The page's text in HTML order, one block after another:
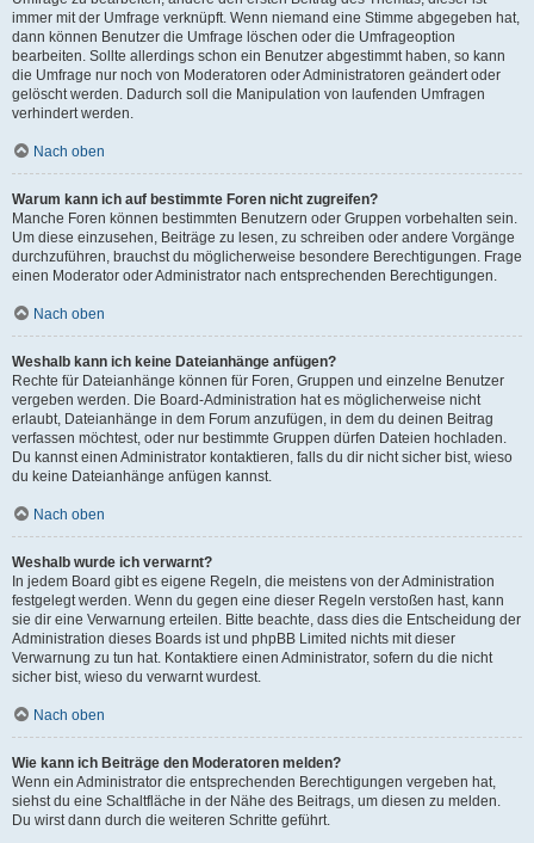
immer mit der Umfrage verknüpft. Wenn niemand eine Stimme abgegeben hat,
dann können Benutzer die Umfrage löschen oder die Umfrageoption
bearbeiten. Sollte allerdings schon ein Benutzer abgestimmt haben, so kann
die Umfrage nur noch von Moderatoren oder Administratoren geändert oder
gelöscht werden. Dadurch soll die Manipulation von laufenden Umfragen
verhindert werden.
Nach oben
Warum kann ich auf bestimmte Foren nicht zugreifen?
Manche Foren können bestimmten Benutzern oder Gruppen vorbehalten sein.
Um diese einzusehen, Beiträge zu lesen, zu schreiben oder andere Vorgänge
durchzuführen, brauchst du möglicherweise besondere Berechtigungen. Frage
einen Moderator oder Administrator nach entsprechenden Berechtigungen.
Nach oben
Weshalb kann ich keine Dateianhänge anfügen?
Rechte für Dateianhänge können für Foren, Gruppen und einzelne Benutzer
vergeben werden. Die Board-Administration hat es möglicherweise nicht
erlaubt, Dateianhänge in dem Forum anzufügen, in dem du deinen Beitrag
verfassen möchtest, oder nur bestimmte Gruppen dürfen Dateien hochladen.
Du kannst einen Administrator kontaktieren, falls du dir nicht sicher bist, wieso
du keine Dateianhänge anfügen kannst.
Nach oben
Weshalb wurde ich verwarnt?
In jedem Board gibt es eigene Regeln, die meistens von der Administration
festgelegt werden. Wenn du gegen eine dieser Regeln verstoßen hast, kann
sie dir eine Verwarnung erteilen. Bitte beachte, dass dies die Entscheidung der
Administration dieses Boards ist und phpBB Limited nichts mit dieser
Verwarnung zu tun hat. Kontaktiere einen Administrator, sofern du die nicht
sicher bist, wieso du verwarnt wurdest.
Nach oben
Wie kann ich Beiträge den Moderatoren melden?
Wenn ein Administrator die entsprechenden Berechtigungen vergeben hat,
siehst du eine Schaltfläche in der Nähe des Beitrags, um diesen zu melden.
Du wirst dann durch die weiteren Schritte geführt.